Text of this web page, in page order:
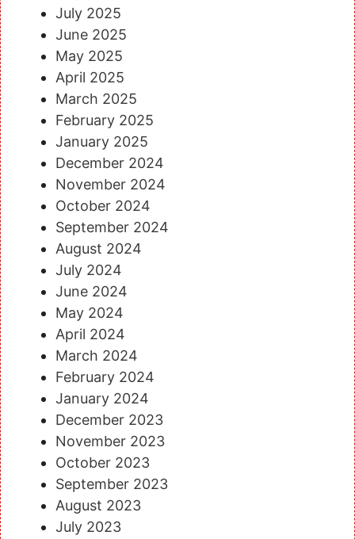
July 2025
June 2025
May 2025
April 2025
March 2025
February 2025
January 2025
December 2024
November 2024
October 2024
September 2024
August 2024
July 2024
June 2024
May 2024
April 2024
March 2024
February 2024
January 2024
December 2023
November 2023
October 2023
September 2023
August 2023
July 2023